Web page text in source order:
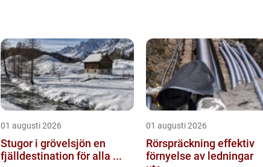
01 augusti 2026
Stugor i grövelsjön en
fjälldestination för alla ...
01 augusti 2026
Rörspräckning effektiv
förnyelse av ledningar